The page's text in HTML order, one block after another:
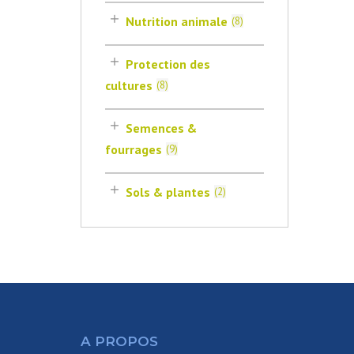
Nutrition animale (8)
Protection des
cultures (8)
Semences &
fourrages (9)
Sols & plantes (2)
A PROPOS